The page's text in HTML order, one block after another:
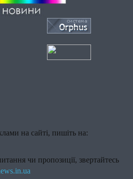
на сайті, пишіть на:
чи пропозиції, звертайтесь